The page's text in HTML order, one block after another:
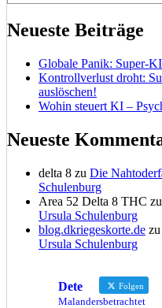
Neueste Beiträge
Globale Panik: Super-
Kontrollverlust droht:
auslöschen!
Wohin steuert KI –
Neueste
delta 8 zu Die
Schulenburg
Area 52 Delta 8 THC zu
Ursula Schulenburg
blog.dkriegeskorte.de zu
Ursula Schulenburg
Dete Folgen
Malandersbetrachtet